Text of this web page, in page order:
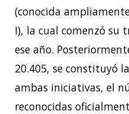
(conocida
I), la cual comenzó su
ese año.
20.405, se constituyó
ambas iniciativas, el
reconocidas